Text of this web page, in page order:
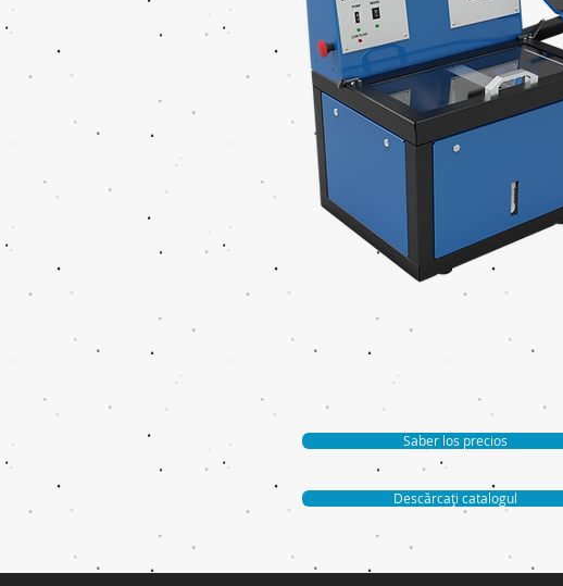
Saber los precios
Descărcați catalogul